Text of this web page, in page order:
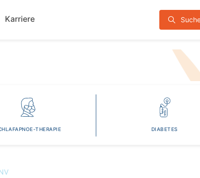
zum
Karriere
THERAPIE DIABETES